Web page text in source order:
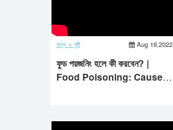
খাদ্য ও পুষ্টি Aug 19,2022
ফুড পয়জনিং হলে কী করবেন? |
Food Poisoning: Causes,